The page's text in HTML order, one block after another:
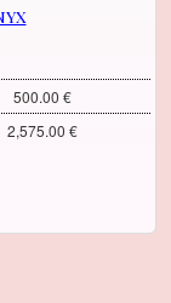
500.00 €
2,575.00 €